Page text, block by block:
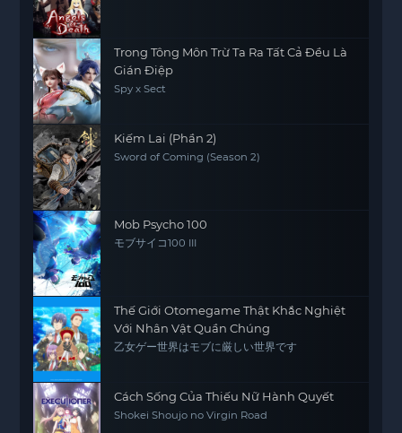
Trong Tông Môn Trừ Ta Ra Tất Cả Đều Là
Gián Điệp
Spy x Sect
Kiếm Lai (Phần 2)
Sword of Coming (Season 2)
Mob Psycho 100
モブサイコ100 III
Thế Giới Otomegame Thật Khắc Nghiệt
Với Nhân Vật Quần Chúng
乙女ゲー世界はモブに厳しい世界です
Cách Sống Của Thiếu Nữ Hành Quyết
Shokei Shoujo no Virgin Road